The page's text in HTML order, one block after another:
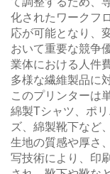
化されたワークフ
応が可能となり、
おいて重要な競争
業体における人件
多様な繊維製品に
このプリンターは
綿製Tシャツ、ポ
ズ、綿製靴下など
生地の質感や厚さ
写技術により、印